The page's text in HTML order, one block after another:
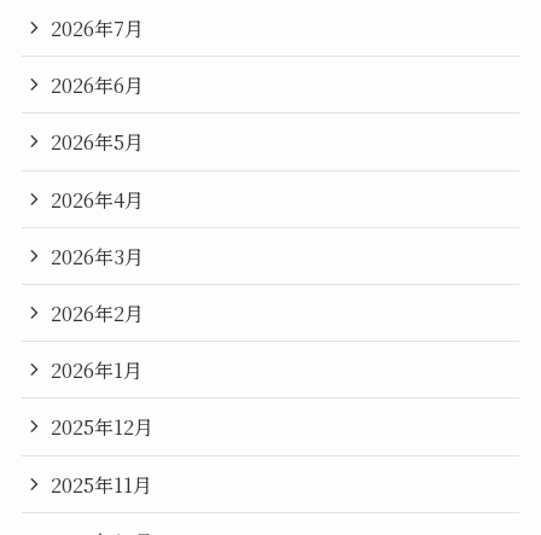
2026年7月
2026年6月
2026年5月
2026年4月
2026年3月
2026年2月
2026年1月
2025年12月
2025年11月